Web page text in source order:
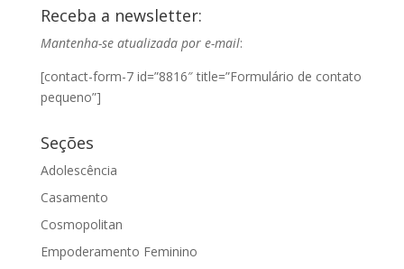
Receba a newsletter:
Mantenha-se atualizada por e-mail:
[contact-form-7 id=”8816″ title=”Formulário de contato
pequeno”]
Seções
Adolescência
Casamento
Cosmopolitan
Empoderamento Feminino